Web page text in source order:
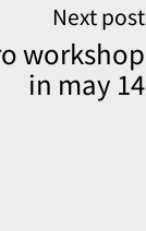
Next post
workshop
in may 14